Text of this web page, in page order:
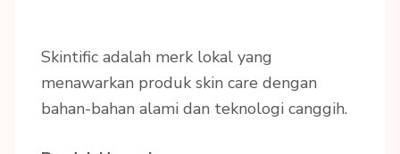
Skintific adalah merk lokal yang
menawarkan produk skin care dengan
bahan-bahan alami dan teknologi canggih.